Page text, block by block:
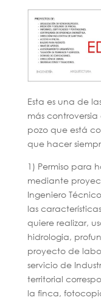
Esta es una de
más
pozo que está
que hacer
1) Permiso para
mediante
Ingeniero
las
quiere realizar,
hidrologia,
proyecto de
servicio de
territorial
la finca,